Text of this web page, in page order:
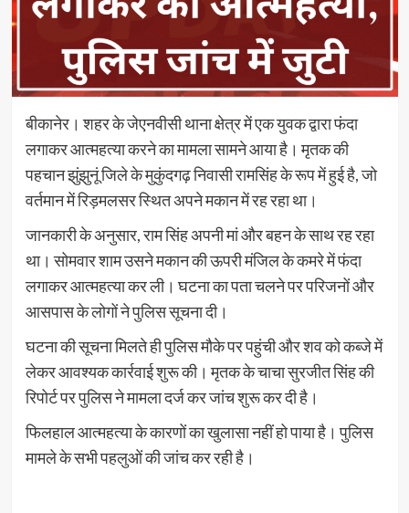
बीकानेर। शहर के जेएनवीसी थाना क्षेत्र में एक युवक द्वारा फंदा
लगाकर आत्महत्या करने का मामला सामने आया है। मृतक की
पहचान झुंझुनूं जिले के मुकुंदगढ़ निवासी रामसिंह के रूप में हुई है, जो
वर्तमान में रिड़मलसर स्थित अपने मकान में रह रहा था।
जानकारी के अनुसार, राम सिंह अपनी मां और बहन के साथ रह रहा
था। सोमवार शाम उसने मकान की ऊपरी मंजिल के कमरे में फंदा
लगाकर आत्महत्या कर ली। घटना का पता चलने पर परिजनों और
आसपास के लोगों ने पुलिस सूचना दी।
घटना की सूचना मिलते ही पुलिस मौके पर पहुंची और शव को कब्जे में
लेकर आवश्यक कार्रवाई शुरू की। मृतक के चाचा सुरजीत सिंह की
रिपोर्ट पर पुलिस ने मामला दर्ज कर जांच शुरू कर दी है।
फिलहाल आत्महत्या के कारणों का खुलासा नहीं हो पाया है। पुलिस
मामले के सभी पहलुओं की जांच कर रही है।